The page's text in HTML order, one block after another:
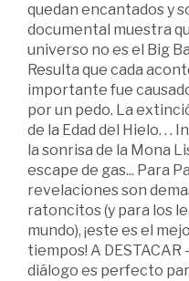
quedan encantados y
documental muestra
universo no es el Big
Resulta que cada
importante fue
por un pedo. La
de la Edad del Hielo. . .
la sonrisa de la Mona
escape de gas... Para
revelaciones son
ratoncitos (y para los
mundo), ¡este es el
tiempos! A
diálogo es perfecto